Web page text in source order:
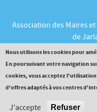
Association des Maires
de
Tél :05.63.60.16.30--
Norma
Nous utilisons les cookies pour
En poursuivant votre navigation
cookies, vous acceptez l'utilisation
d'offres adaptés à vos centres
J'accepte Refuser